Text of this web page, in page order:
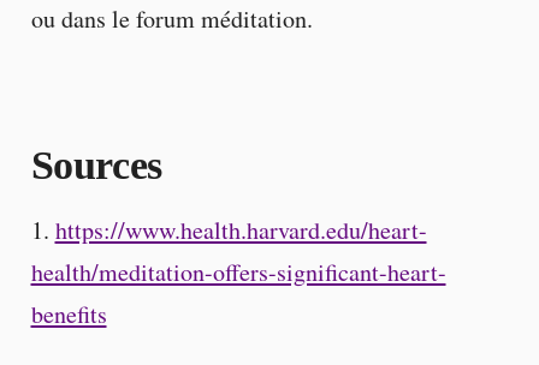
ou dans le forum méditation.
Sources
1. https://www.health.harvard.edu/heart-
health/meditation-offers-significant-heart-
benefits